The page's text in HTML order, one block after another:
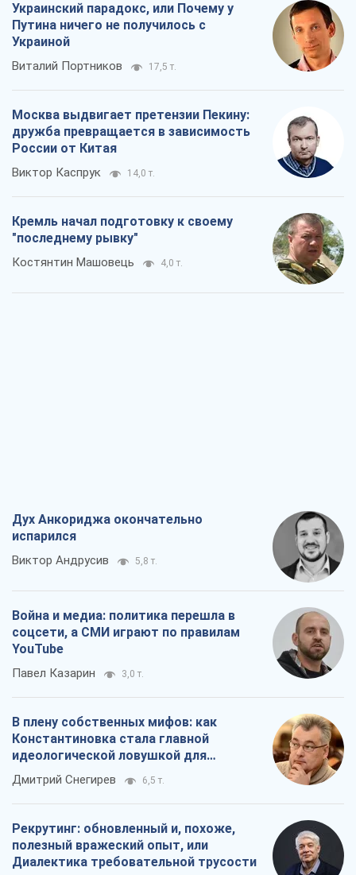
Украинский парадокс, или Почему у
Путина ничего не получилось с
Украиной
Виталий Портников 17,5 т.
Москва выдвигает претензии Пекину:
дружба превращается в зависимость
России от Китая
Виктор Каспрук 14,0 т.
Кремль начал подготовку к своему
"последнему рывку"
Костянтин Машовець 4,0 т.
Дух Анкориджа окончательно
испарился
Виктор Андрусив 5,8 т.
Война и медиа: политика перешла в
соцсети, а СМИ играют по правилам
YouTube
Павел Казарин 3,0 т.
В плену собственных мифов: как
Константиновка стала главной
идеологической ловушкой для
российских оккупантов
Дмитрий Снегирев 6,5 т.
Рекрутинг: обновленный и, похоже,
полезный вражеский опыт, или
Диалектика требовательной трусости